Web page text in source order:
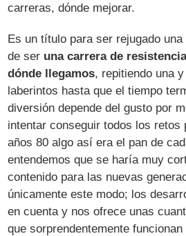
carreras, dónde mejorar.
Es un título para ser rejugado
de ser una carrera de
dónde llegamos, repitiendo una
laberintos hasta que el tiempo
diversión depende del gusto por
intentar conseguir todos los retos
años 80 algo así era el pan de
entendemos que se haría muy
contenido para las nuevas
únicamente este modo; los
en cuenta y nos ofrece unas
que sorprendentemente